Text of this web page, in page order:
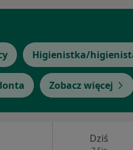
Higienistka/
Zobacz więcej
Dziś